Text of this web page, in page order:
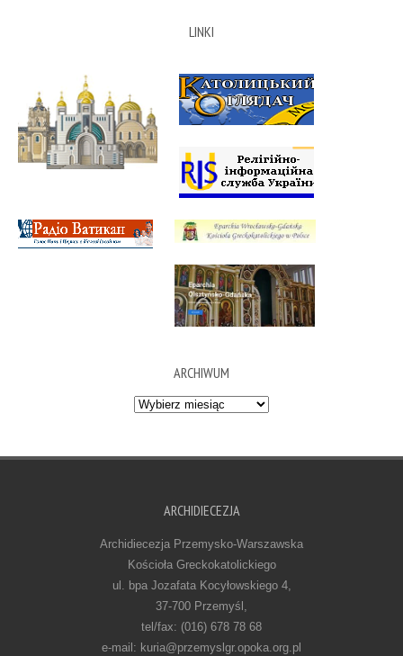
LINKI
ARCHIWUM
Archiwum
ARCHIDIECEZJA
Archidiecezja Przemysko-Warszawska
Kościoła Greckokatolickiego
ul. bpa Jozafata Kocyłowskiego 4,
37-700 Przemyśl,
tel/fax: (016) 678 78 68
e-mail: kuria@przemyslgr.opoka.org.pl